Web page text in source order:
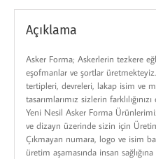
Açıklama
Asker Forma; Askerlerin tezkere
eşofmanlar ve şortlar
tertipleri, devreleri, lakap isim ve
tasarımlarımız sizlerin
Yeni Nesil Asker Forma
ve dizayn üzerinde sizin için
Çıkmayan numara, logo ve isim
üretim aşamasında insan